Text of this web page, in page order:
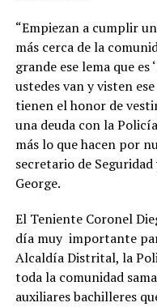
“Empiezan a cumplir
más cerca de la
grande ese lema que es
ustedes van y visten
tienen el honor de
una deuda con la
más lo que hacen por
secretario de
George.
El Teniente Coronel
día muy importante
Alcaldía Distrital, la
toda la comunidad
auxiliares bachilleres